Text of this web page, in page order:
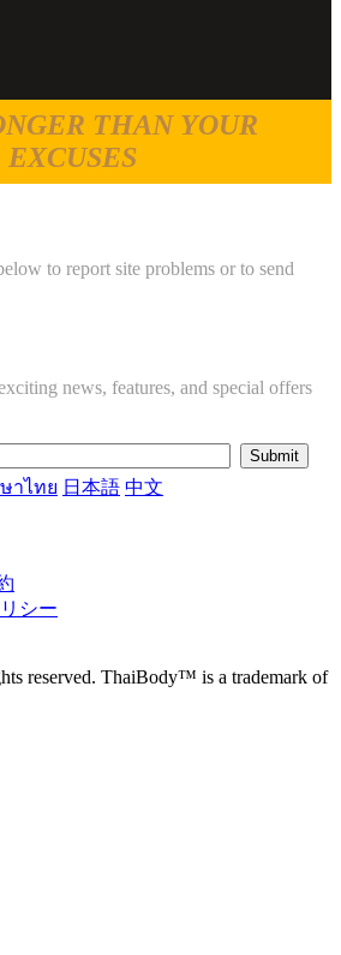
THAN YOUR
EXCUSES
to report site problems or to send
news, features, and special offers
าไทย 日本語 中文
シー
reserved. ThaiBody™ is a trademark of